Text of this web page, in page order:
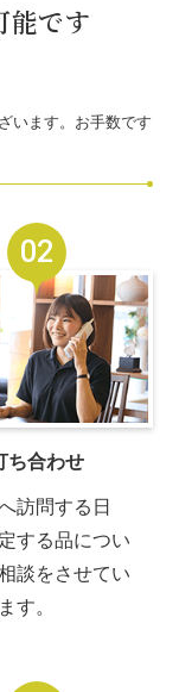
能です
います。お手数です
02
ち合わせ
訪問する日
する品につい
談をさせてい
す。